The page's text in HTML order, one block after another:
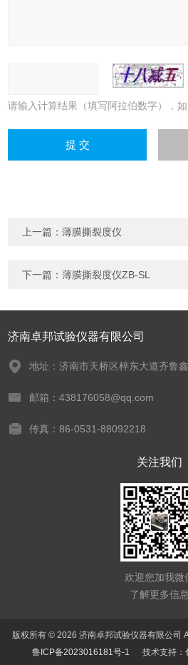
请输入计算结果（填写阿拉伯数字），
上一篇：薄膜撕裂度仪
下一篇：薄膜撕裂度仪ZB-SL
济南卓邦试验仪器有限公司
地址：济南市天桥区梓东大道齐鲁
邮箱：438176058@qq.com
传真：86-0531-88092218
关注我们
欢迎您加我微
了解更多信息
版权所有 © 2026 济南卓邦试验仪器有限公
鲁ICP备2023016181号-1 技术支持：